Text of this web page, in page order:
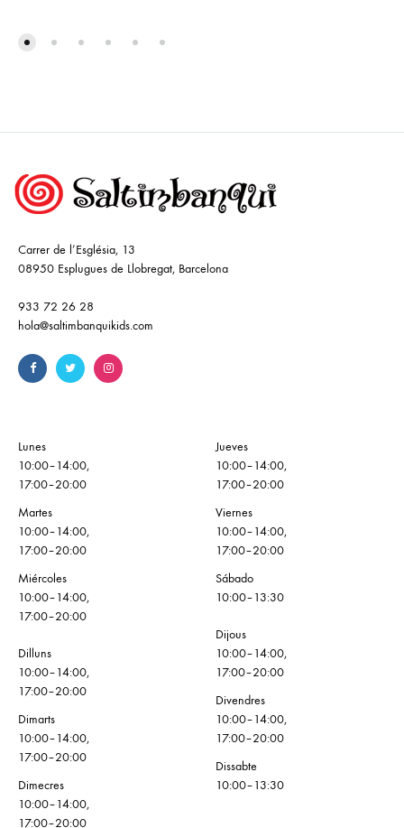
Carrer de l’Església, 13
08950 Esplugues de Llobregat, Barcelona
933 72 26 28
hola@saltimbanquikids.com
Lunes
10:00–14:00,
17:00–20:00
Martes
10:00–14:00,
17:00–20:00
Miércoles
10:00–14:00,
17:00–20:00
Dilluns
10:00–14:00,
17:00–20:00
Dimarts
10:00–14:00,
17:00–20:00
Dimecres
10:00–14:00,
17:00–20:00
Jueves
10:00–14:00,
17:00–20:00
Viernes
10:00–14:00,
17:00–20:00
Sábado
10:00–13:30
Dijous
10:00–14:00,
17:00–20:00
Divendres
10:00–14:00,
17:00–20:00
Dissabte
10:00–13:30